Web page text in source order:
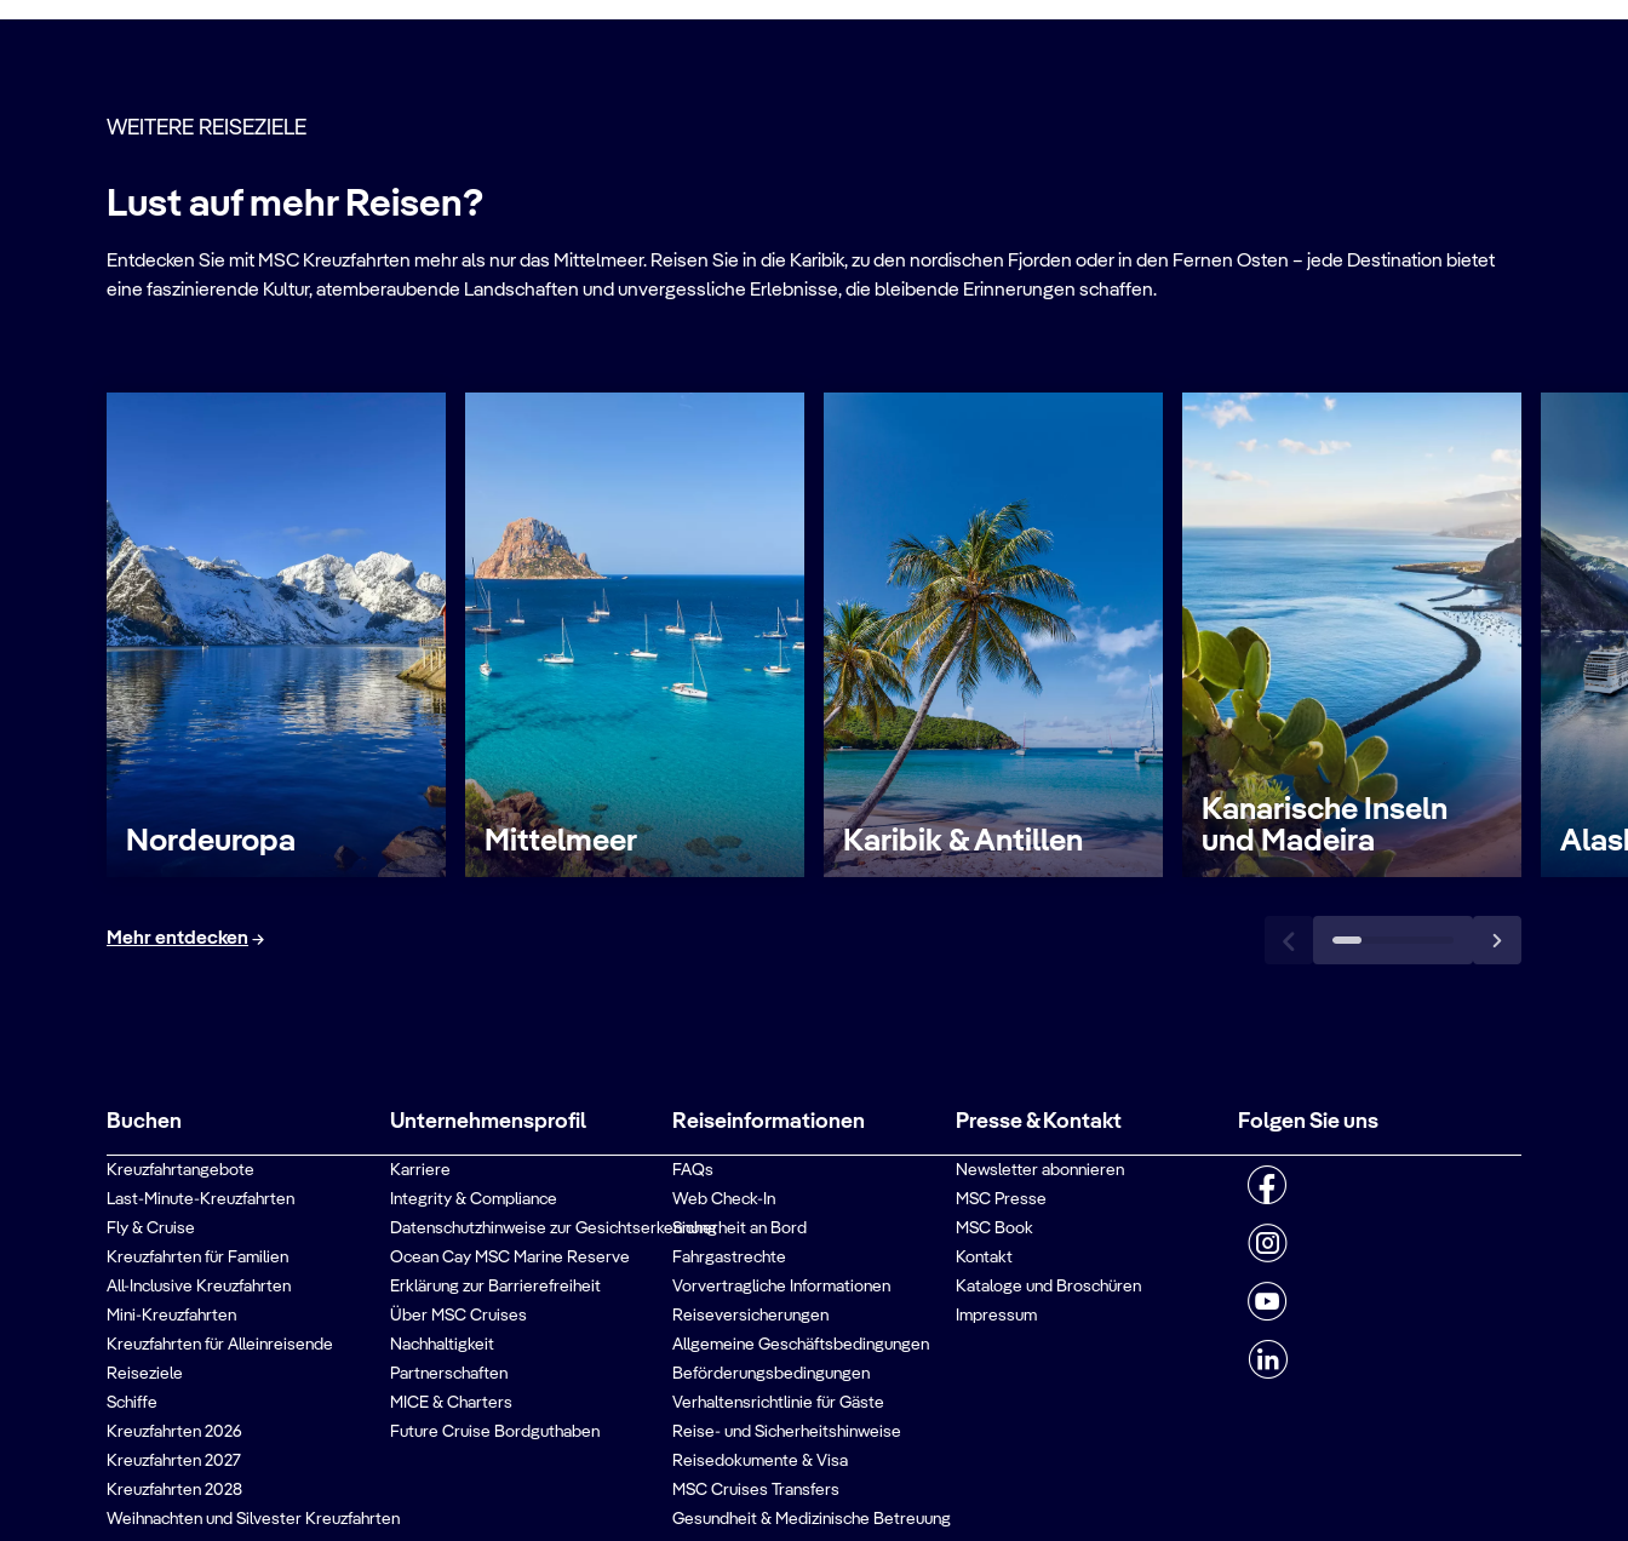
WEITERE REISEZIELE
Lust auf mehr Reisen?
Entdecken Sie mit MSC Kreuzfahrten mehr als nur das Mittelmeer. Reisen Sie in die Karibik, zu den nordischen Fjorden oder in den Fernen Osten – jede Destination bietet
eine faszinierende Kultur, atemberaubende Landschaften und unvergessliche Erlebnisse, die bleibende Erinnerungen schaffen.
Nordeuropa Mittelmeer Karibik & Antillen
Kanarische Inseln
und Madeira
Mehr entdecken
Buchen
Kreuzfahrtangebote
Last-Minute-Kreuzfahrten
Fly & Cruise
Kreuzfahrten für Familien
All-Inclusive Kreuzfahrten
Mini-Kreuzfahrten
Kreuzfahrten für Alleinreisende
Reiseziele
Schiffe
Kreuzfahrten 2026
Kreuzfahrten 2027
Kreuzfahrten 2028
Weihnachten und Silvester Kreuzfahrten
Unternehmensprofil
Karriere
Integrity & Compliance
Datenschutzhinweise zur Gesichtserkennung
Ocean Cay MSC Marine Reserve
Erklärung zur Barrierefreiheit
Über MSC Cruises
Nachhaltigkeit
Partnerschaften
MICE & Charters
Future Cruise Bordguthaben
Reiseinformationen
FAQs
Web Check-In
Sicherheit an Bord
Fahrgastrechte
Vorvertragliche Informationen
Reiseversicherungen
Allgemeine Geschäftsbedingungen
Beförderungsbedingungen
Verhaltensrichtlinie für Gäste
Reise- und Sicherheitshinweise
Reisedokumente & Visa
MSC Cruises Transfers
Gesundheit & Medizinische Betreuung
Presse & Kontakt
Newsletter abonnieren
MSC Presse
MSC Book
Kontakt
Kataloge und Broschüren
Impressum
Folgen Sie uns